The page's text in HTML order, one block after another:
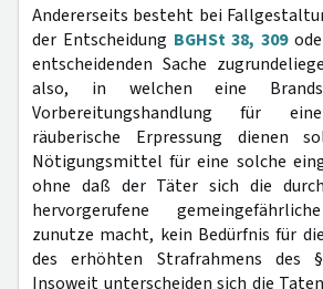
Andererseits besteht bei
der Entscheidung BGHSt 38, 309
entscheidenden Sache
also, in welchen eine
Vorbereitungshandlung für
räuberische Erpressung dienen
Nötigungsmittel für eine solche
ohne daß der Täter sich die
hervorgerufene
zunutze macht, kein Bedürfnis für
des erhöhten Strafrahmens des
Insoweit unterscheiden sich die